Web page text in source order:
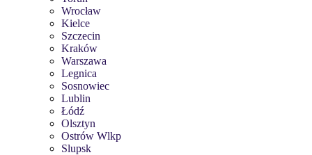
Wrocław
Kielce
Szczecin
Kraków
Warszawa
Legnica
Sosnowiec
Lublin
Łódź
Olsztyn
Ostrów Wlkp
Slupsk